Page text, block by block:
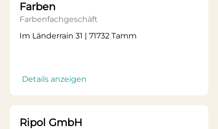
Farben
Farbenfachgeschäft
Im Länderrain 31 | 71732 Tamm
Details anzeigen
Ripol GmbH